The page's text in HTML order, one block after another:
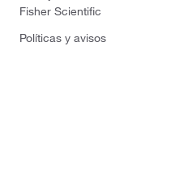
Fisher Scientific
Políticas y avisos